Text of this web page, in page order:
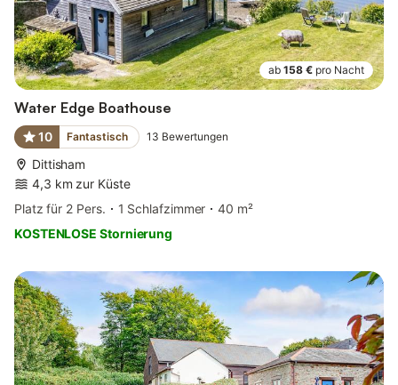
ab 158 € pro Nacht
Water Edge Boathouse
10 Fantastisch 13 Bewertungen
Dittisham
4,3 km zur Küste
Platz für 2 Pers.
1 Schlafzimmer
40 m²
KOSTENLOSE Stornierung